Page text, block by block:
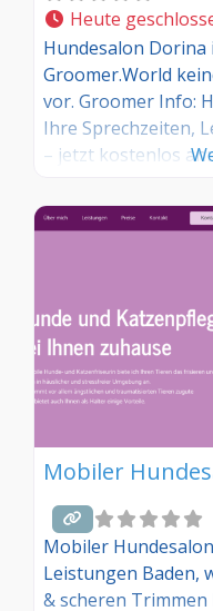
Heute
Hundesalon
Groomer.World
vor. Groomer Info:
Ihre Sprechzeiten,
– jetzt kostenlos
über die
Hundebesitzer/
Mobiler
Mobiler
Leistungen Baden,
& scheren